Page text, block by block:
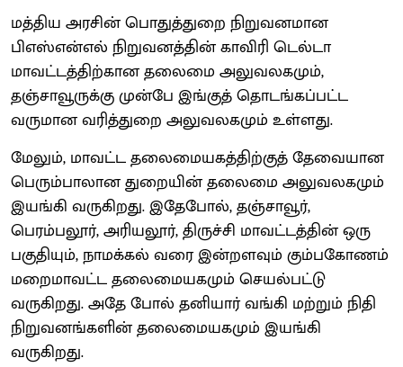
மத்திய அரசின் பொதுத்துறை நிறுவனமான
பிஎஸ்என்எல் நிறுவனத்தின் காவிரி டெல்டா
மாவட்டத்திற்கான தலைமை அலுவலகமும்,
தஞ்சாவூருக்கு முன்பே இங்குத் தொடங்கப்பட்ட
வருமான வரித்துறை அலுவலகமும் உள்ளது.
மேலும், மாவட்ட தலைமையகத்திற்குத் தேவையான
பெரும்பாலான துறையின் தலைமை அலுவலகமும்
இயங்கி வருகிறது. இதேபோல், தஞ்சாவூர்,
பெரம்பலூர், அரியலூர், திருச்சி மாவட்டத்தின் ஒரு
பகுதியும், நாமக்கல் வரை இன்றளவும் கும்பகோணம்
மறைமாவட்ட தலைமையகமும் செயல்பட்டு
வருகிறது. அதே போல் தனியார் வங்கி மற்றும் நிதி
நிறுவனங்களின் தலைமையகமும் இயங்கி
வருகிறது.